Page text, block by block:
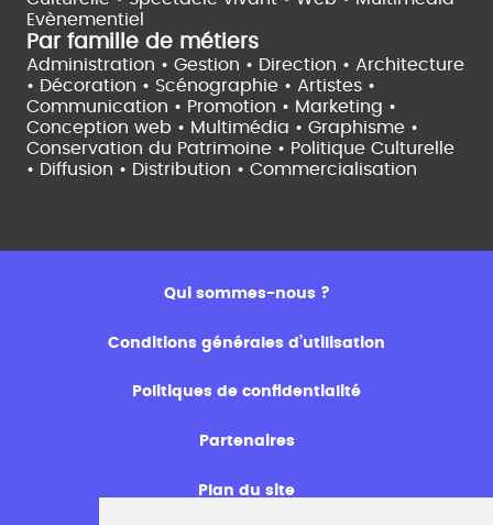
Evènementiel
Par famille de métiers
Administration • Gestion • Direction • Architecture
• Décoration • Scénographie • Artistes •
Communication • Promotion • Marketing •
Conception web • Multimédia • Graphisme •
Conservation du Patrimoine • Politique Culturelle
• Diffusion • Distribution • Commercialisation
Qui sommes-nous ?
Conditions générales d’utilisation
Politiques de confidentialité
Partenaires
Plan du site